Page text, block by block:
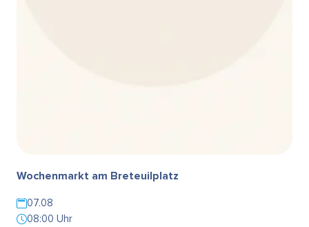
Wochenmarkt am Breteuilplatz
07.08
08:00 Uhr